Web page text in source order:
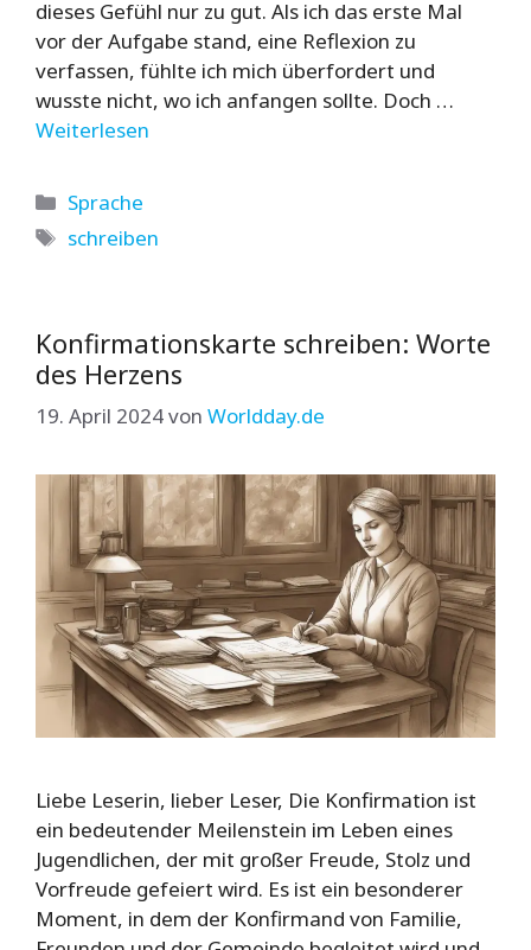
dieses Gefühl nur zu gut. Als ich das erste Mal
vor der Aufgabe stand, eine Reflexion zu
verfassen, fühlte ich mich überfordert und
wusste nicht, wo ich anfangen sollte. Doch …
Weiterlesen
Kategorien
Sprache
Schlagwörter
schreiben
Konfirmationskarte schreiben: Worte
des Herzens
19. April 2024von Worldday.de
Liebe Leserin, lieber Leser, Die Konfirmation ist
ein bedeutender Meilenstein im Leben eines
Jugendlichen, der mit großer Freude, Stolz und
Vorfreude gefeiert wird. Es ist ein besonderer
Moment, in dem der Konfirmand von Familie,